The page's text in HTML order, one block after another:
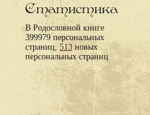
Статистика
В Родословной книге
399979 персональных
страниц,513новых
персональных страниц